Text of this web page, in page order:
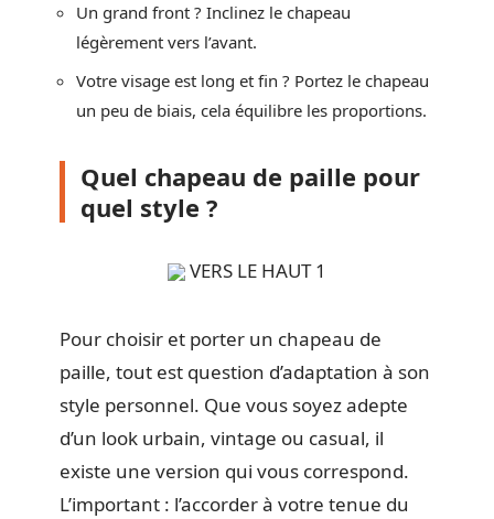
Un grand front ? Inclinez le chapeau
légèrement vers l’avant.
Votre visage est long et fin ? Portez le chapeau
un peu de biais, cela équilibre les proportions.
Quel chapeau de paille pour
quel style ?
VERS LE HAUT 1
Pour choisir et porter un chapeau de
paille, tout est question d’adaptation à son
style personnel. Que vous soyez adepte
d’un look urbain, vintage ou casual, il
existe une version qui vous correspond.
L’important : l’accorder à votre tenue du